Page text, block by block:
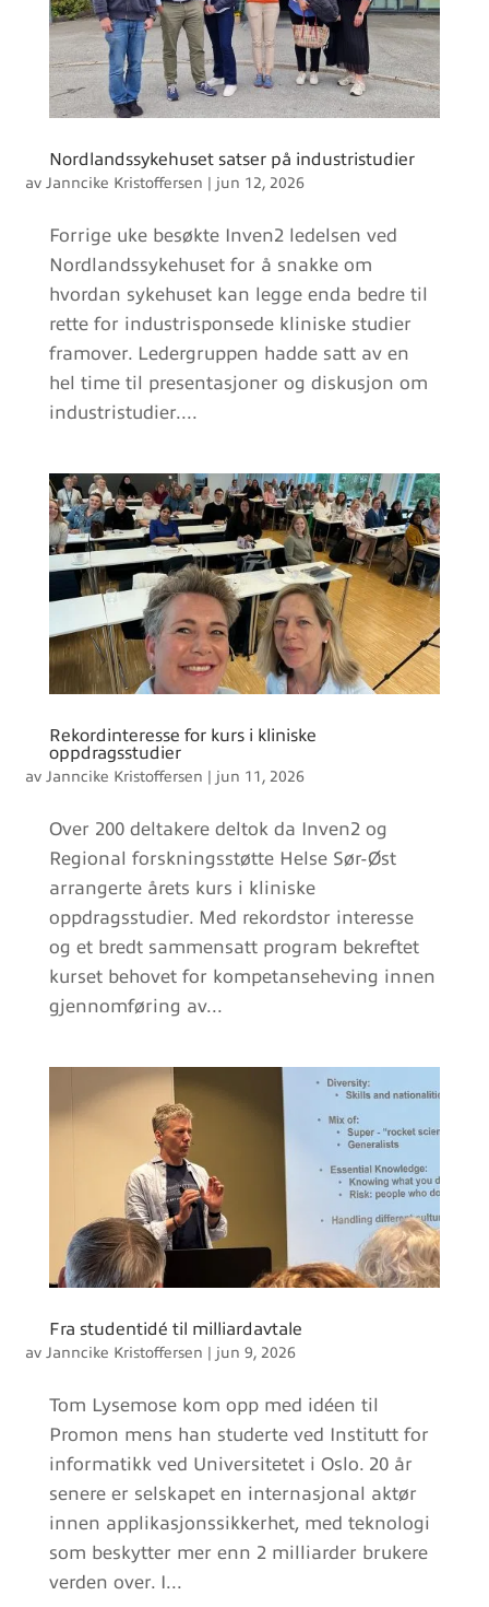
Nordlandssykehuset satser på industristudier
av Janncike Kristoffersen jun 12, 2026
Forrige uke besøkte Inven2 ledelsen ved
Nordlandssykehuset for å snakke om
hvordan sykehuset kan legge enda bedre til
rette for industrisponsede kliniske studier
framover. Ledergruppen hadde satt av en
hel time til presentasjoner og diskusjon om
industristudier....
Rekordinteresse for kurs i kliniske
oppdragsstudier
av Janncike Kristoffersen jun 11, 2026
Over 200 deltakere deltok da Inven2 og
Regional forskningsstøtte Helse Sør-Øst
arrangerte årets kurs i kliniske
oppdragsstudier. Med rekordstor interesse
og et bredt sammensatt program bekreftet
kurset behovet for kompetanseheving innen
gjennomføring av...
Fra studentidé til milliardavtale
av Janncike Kristoffersen | jun 9, 2026
Tom Lysemose kom opp med idéen til
Promon mens han studerte ved Institutt for
informatikk ved Universitetet i Oslo. 20 år
senere er selskapet en internasjonal aktør
innen applikasjonssikkerhet, med teknologi
som beskytter mer enn 2 milliarder brukere
verden over. I...